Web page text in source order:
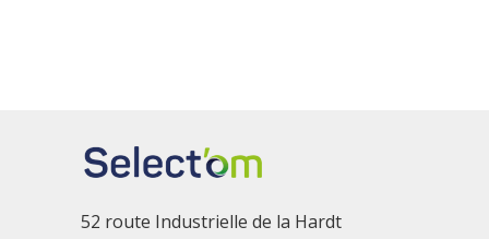
52 route Industrielle de la Hardt